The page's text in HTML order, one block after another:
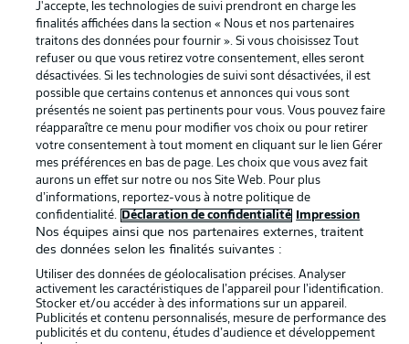
confidentialité
Travaux Contact
Impression Joueurs
Choisissez votre langue
Français
J'accepte, les technologies de suivi prendront en charge les
finalités affichées dans la section « Nous et nos partenaires
traitons des données pour fournir ». Si vous choisissez Tout
refuser ou que vous retirez votre consentement, elles seront
désactivées. Si les technologies de suivi sont désactivées, il est
possible que certains contenus et annonces qui vous sont
présentés ne soient pas pertinents pour vous. Vous pouvez faire
réapparaître ce menu pour modifier vos choix ou pour retirer
votre consentement à tout moment en cliquant sur le lien Gérer
mes préférences en bas de page. Les choix que vous avez fait
aurons un effet sur notre ou nos Site Web. Pour plus
d’informations, reportez-vous à notre politique de
confidentialité.
Déclaration de confidentialité Impression
Nos équipes ainsi que nos partenaires externes, traitent
des données selon les finalités suivantes :
Utiliser des données de géolocalisation précises. Analyser
activement les caractéristiques de l’appareil pour l’identification.
Stocker et/ou accéder à des informations sur un appareil.
Publicités et contenu personnalisés, mesure de performance des
publicités et du contenu, études d’audience et développement